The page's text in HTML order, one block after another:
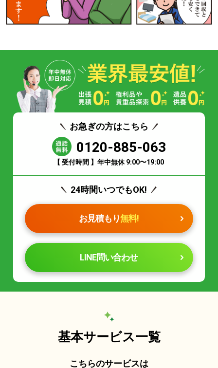
お急ぎの方はこちら
0120-885-063
【 受付時間 】年中無休 9:00〜19:00
24時間いつでもOK!
お見積もり無料!
LINE問い合わせ
基本サービス一覧
こちらのサービスは